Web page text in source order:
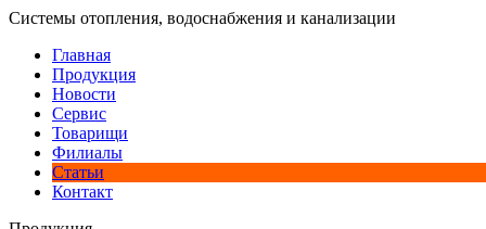
Системы отопления, водоснабжения и канализации
Главная
Продукция
Новости
Сервис
Товарищи
Филиалы
Статьи
Контакт